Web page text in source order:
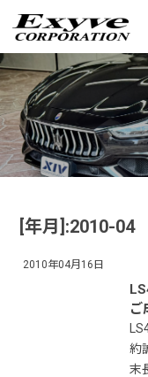
[年月]:2010-04
ご
約
末
2010年04月16日